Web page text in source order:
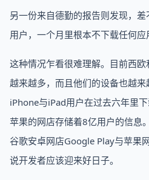
另一份来自德勤的报告则发现，
用户，一个月里根本不下载任何应
这种情况乍看很难理解。目前西
越来越多，而且他们的设备也越来
iPhone与iPad用户在过去六年里
苹果的网店存储着8亿用户的信息
谷歌安卓网店Google Play与苹果
说开发者应该迎来好日子。